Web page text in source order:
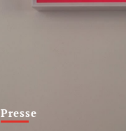
Presse